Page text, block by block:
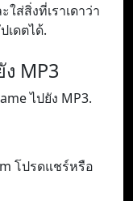
ส่สิ่งที่เราเดาว่า
ดตได้.
MP3
ไปยัง MP3.
โปรดแชร์หรือ